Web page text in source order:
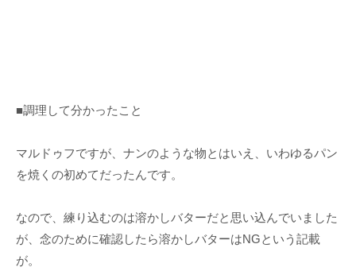
■調理して分かったこと
マルドゥフですが、ナンのような物とはいえ、いわゆるパン
を焼くの初めてだったんです。
なので、練り込むのは溶かしバターだと思い込んでいました
が、念のために確認したら溶かしバターはNGという記載
が。